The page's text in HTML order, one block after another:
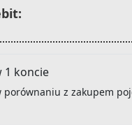
1 koncie
porównaniu z zakupem